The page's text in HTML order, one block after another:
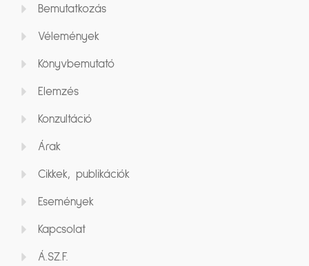
Bemutatkozás
Vélemények
Könyvbemutató
Elemzés
Konzultáció
Árak
Cikkek, publikációk
Események
Kapcsolat
Á.SZ.F.